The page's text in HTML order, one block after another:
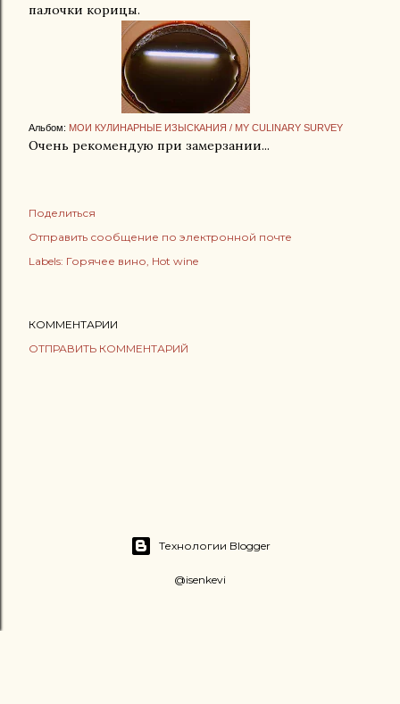
палочки корицы.
Альбом: МОИ КУЛИНАРНЫЕ ИЗЫСКАНИЯ / MY CULINARY SURVEY
Очень рекомендую при замерзании...
Поделиться
Отправить сообщение по электронной почте
Labels: Горячее вино Hot wine
КОММЕНТАРИИ
ОТПРАВИТЬ КОММЕНТАРИЙ
Технологии Blogger
@isenkevi